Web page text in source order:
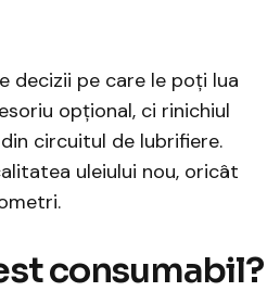
decizii pe care le poți lua
opțional, ci rinichiul
circuitul de lubrifiere.
uleiului nou, oricât
consumabil?